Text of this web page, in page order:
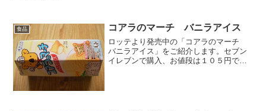
食品 コアラのマーチ バニラアイス
ロッテより発売中の「コアラのマーチ
バニラアイス」をご紹介します。セブン
イレブンで購入、お値段は１０５円でし